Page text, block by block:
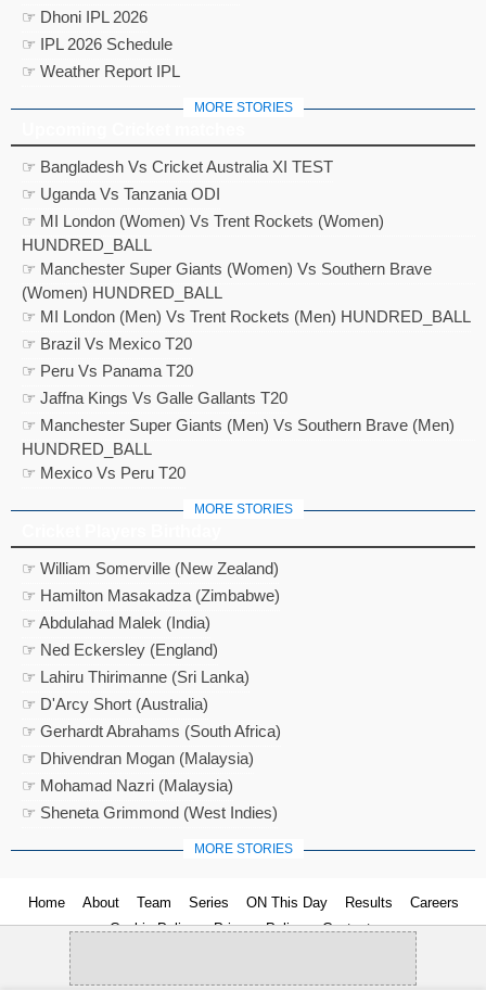
☞ Dhoni IPL 2026
☞ IPL 2026 Schedule
☞ Weather Report IPL
MORE STORIES
☞ Bangladesh Vs Cricket Australia XI TEST
☞ Uganda Vs Tanzania ODI
☞ MI London (Women) Vs Trent Rockets (Women)
HUNDRED_BALL
☞ Manchester Super Giants (Women) Vs Southern Brave
(Women) HUNDRED_BALL
☞ MI London (Men) Vs Trent Rockets (Men) HUNDRED_BALL
☞ Brazil Vs Mexico T20
☞ Peru Vs Panama T20
☞ Jaffna Kings Vs Galle Gallants T20
☞ Manchester Super Giants (Men) Vs Southern Brave (Men)
HUNDRED_BALL
☞ Mexico Vs Peru T20
MORE STORIES
☞ William Somerville (New Zealand)
☞ Hamilton Masakadza (Zimbabwe)
☞ Abdulahad Malek (India)
☞ Ned Eckersley (England)
☞ Lahiru Thirimanne (Sri Lanka)
☞ D'Arcy Short (Australia)
☞ Gerhardt Abrahams (South Africa)
☞ Dhivendran Mogan (Malaysia)
☞ Mohamad Nazri (Malaysia)
☞ Sheneta Grimmond (West Indies)
MORE STORIES
Home About Team Series ON This Day Results
Careers
Cookie Policy
Privacy Policy Contact us